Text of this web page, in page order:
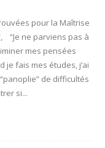
pour la Maîtrise
“Je ne parviens pas à
mes pensées
je fais mes études, j’ai
de difficultés
si...